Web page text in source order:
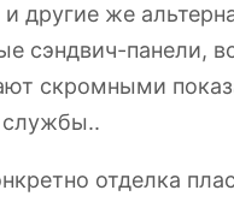
и другие же
сэндвич-панели,
скромными
отделка